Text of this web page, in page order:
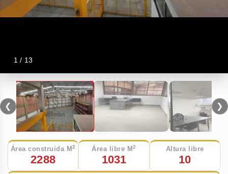
1 / 13
❮ ❯
Área construida M2
2288
Área libre M2
1031
Altura libre
10